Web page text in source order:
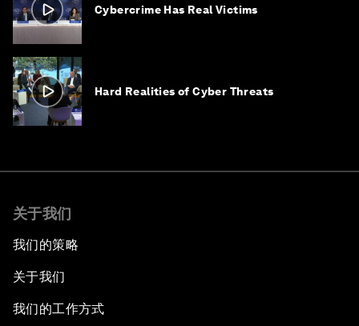
Cybercrime Has Real Victims
Hard Realities of Cyber Threats
关于我们
我们的策略
关于我们
我们的工作方式